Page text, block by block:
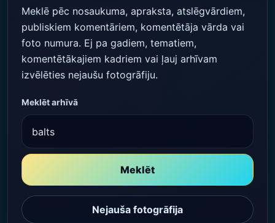
Meklē pēc nosaukuma, apraksta, atslēgvārdiem,
publiskiem komentāriem, komentētāja vārda vai
foto numura. Ej pa gadiem, tematiem,
komentētākajiem kadriem vai ļauj arhīvam
izvēlēties nejaušu fotogrāfiju.
Meklēt arhīvā
Meklēt
Nejauša fotogrāfija